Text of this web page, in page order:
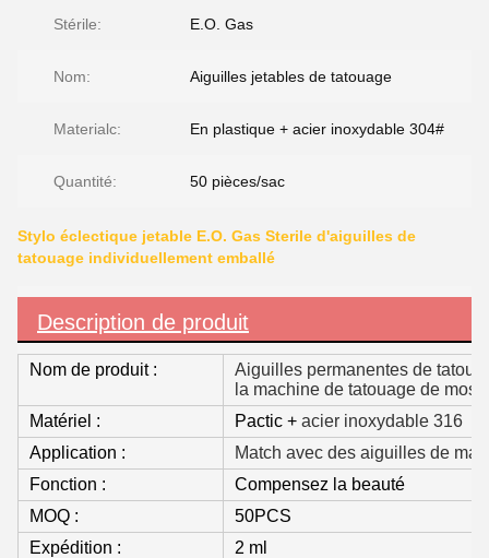
Stérile: E.O. Gas
Nom: Aiguilles jetables de tatouage
Materialc: En plastique + acier inoxydable 304#
Quantité: 50 pièces/sac
Stylo éclectique jetable E.O. Gas Sterile d'aiguilles de
tatouage individuellement emballé
Description de produit
Nom de produit :
Aiguilles permanentes de
la machine de tatouage de
Matériel :
Pactic + acier inoxydable 316
Application :
Match avec des aiguilles de
Fonction :
Compensez la beauté
MOQ :
50PCS
Expédition :
2 ml